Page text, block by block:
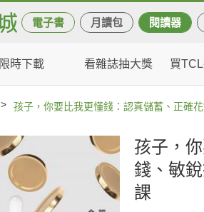
電子書 月讀包 閱讀器
限時下載 看雜誌抽大獎 買
> 孩子，你要比我更懂錢：認真儲蓄、正確
孩子，
錢、敏
課